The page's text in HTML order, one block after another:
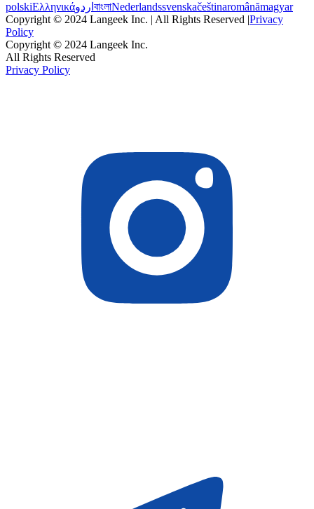
polskiΕλληνικάاردو বাংলাNederlandssvenskačeštinaromânămagyar
Copyright © 2024 Langeek Inc. | All Rights Reserved |Privacy
Policy
Copyright © 2024 Langeek Inc.
All Rights Reserved
Privacy Policy